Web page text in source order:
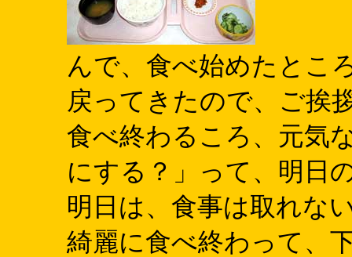
んで、食べ始めたとこ
戻ってきたので、ご挨
食べ終わるころ、元気
にする？」って、明日
明日は、食事は取れな
綺麗に食べ終わって、